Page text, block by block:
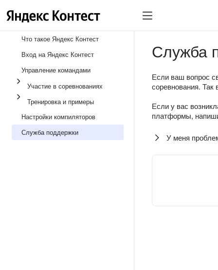
Что такое Яндекс Контест
Вход на Яндекс Контест
Управление командами
Участие в соревнованиях
Тренировка и примеры
Настройки компиляторов
Служба поддержки
Служба
Если ваш вопрос
соревнования. Так
Если у вас
платформы,
У меня